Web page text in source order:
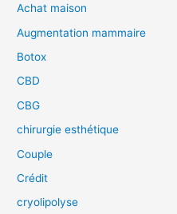
Achat maison
Augmentation mammaire
Botox
CBD
CBG
chirurgie esthétique
Couple
Crédit
cryolipolyse